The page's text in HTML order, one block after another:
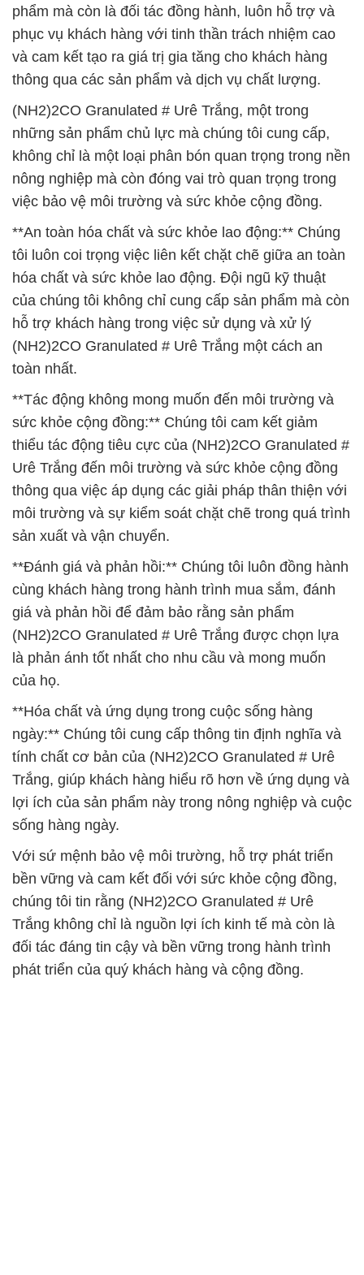
phẩm mà còn là đối tác đồng hành, luôn hỗ trợ và
phục vụ khách hàng với tinh thần trách nhiệm cao
và cam kết tạo ra giá trị gia tăng cho khách hàng
thông qua các sản phẩm và dịch vụ chất lượng.
(NH2)2CO Granulated # Urê Trắng, một trong
những sản phẩm chủ lực mà chúng tôi cung cấp,
không chỉ là một loại phân bón quan trọng trong nền
nông nghiệp mà còn đóng vai trò quan trọng trong
việc bảo vệ môi trường và sức khỏe cộng đồng.
**An toàn hóa chất và sức khỏe lao động:** Chúng
tôi luôn coi trọng việc liên kết chặt chẽ giữa an toàn
hóa chất và sức khỏe lao động. Đội ngũ kỹ thuật
của chúng tôi không chỉ cung cấp sản phẩm mà còn
hỗ trợ khách hàng trong việc sử dụng và xử lý
(NH2)2CO Granulated # Urê Trắng một cách an
toàn nhất.
**Tác động không mong muốn đến môi trường và
sức khỏe cộng đồng:** Chúng tôi cam kết giảm
thiểu tác động tiêu cực của (NH2)2CO Granulated #
Urê Trắng đến môi trường và sức khỏe cộng đồng
thông qua việc áp dụng các giải pháp thân thiện với
môi trường và sự kiểm soát chặt chẽ trong quá trình
sản xuất và vận chuyển.
**Đánh giá và phản hồi:** Chúng tôi luôn đồng hành
cùng khách hàng trong hành trình mua sắm, đánh
giá và phản hồi để đảm bảo rằng sản phẩm
(NH2)2CO Granulated # Urê Trắng được chọn lựa
là phản ánh tốt nhất cho nhu cầu và mong muốn
của họ.
**Hóa chất và ứng dụng trong cuộc sống hàng
ngày:** Chúng tôi cung cấp thông tin định nghĩa và
tính chất cơ bản của (NH2)2CO Granulated # Urê
Trắng, giúp khách hàng hiểu rõ hơn về ứng dụng và
lợi ích của sản phẩm này trong nông nghiệp và cuộc
sống hàng ngày.
Với sứ mệnh bảo vệ môi trường, hỗ trợ phát triển
bền vững và cam kết đối với sức khỏe cộng đồng,
chúng tôi tin rằng (NH2)2CO Granulated # Urê
Trắng không chỉ là nguồn lợi ích kinh tế mà còn là
đối tác đáng tin cậy và bền vững trong hành trình
phát triển của quý khách hàng và cộng đồng.